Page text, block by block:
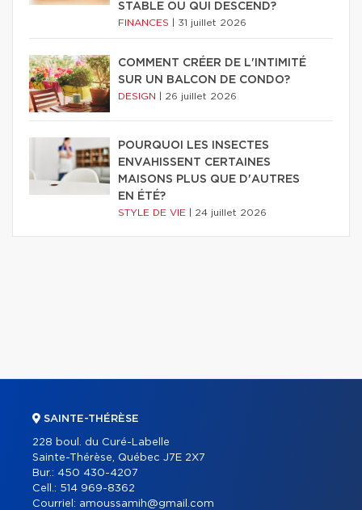
STABLE OU QUI DESCEND?
FINANCES 31 juillet 2026
COMMENT CRÉER DE L'INTIMITÉ
SUR UN BALCON DE CONDO?
DESIGN 26 juillet 2026
POURQUOI LES INSECTES
ENVAHISSENT CERTAINES
MAISONS PLUS QUE D'AUTRES
EN ÉTÉ?
STYLE DE VIE 24 juillet 2026
SAINTE-THÉRÈSE
228 boul. du Curé-Labelle
Sainte-Thérèse, Québec J7E 2X7
Bur.: 450 430-4207
Cell.: 514 969-8362
Courriel: amoussamih@gmail.com